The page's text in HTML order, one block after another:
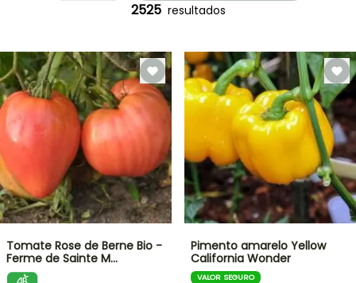
2525 resultados
Tomate Rose de Berne Bio -
Ferme de Sainte M…
Pimento amarelo Yellow
California Wonder
VALOR SEGURO